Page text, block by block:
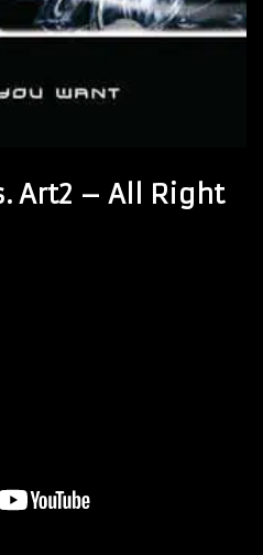
Art2 – All Right